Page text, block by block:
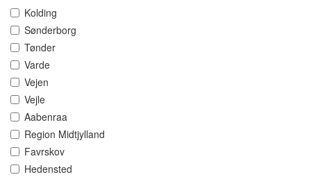
Kolding
Sønderborg
Tønder
Varde
Vejen
Vejle
Aabenraa
Region Midtjylland
Favrskov
Hedensted